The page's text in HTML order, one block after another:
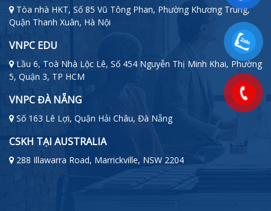
Tòa nhà HKT, Số 85 Vũ Tông Phan, Phường Khương Trung,
Quận Thanh Xuân, Hà Nội
VNPC EDU
Lầu 6, Toà Nhà Lộc Lê, Số 454 Nguyễn Thị Minh Khai, Phường
5, Quận 3, TP HCM
VNPC ĐÀ NẴNG
Số 163 Lê Lợi, Quận Hải Châu, Đà Nẵng
CSKH TẠI AUSTRALIA
288 Illawarra Road, Marrickville, NSW 2204